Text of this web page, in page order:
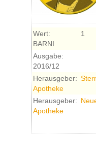
Wert:
1
BARNI
Ausgabe:
2016/12
Herausgeber:
Apotheke
Herausgeber:
Apotheke